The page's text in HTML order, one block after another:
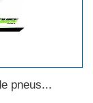
pneus...